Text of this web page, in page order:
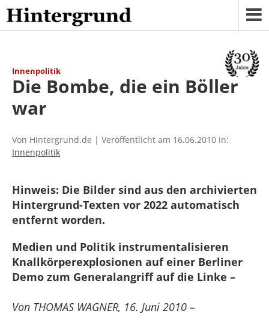
Skip
to
content
Innenpolitik
Die Bombe, die ein Böller
war
Von Hintergrund.de | Veröffentlicht am 16.06.2010 in:
Innenpolitik
Hinweis: Die Bilder sind aus den archivierten
Hintergrund-Texten vor 2022 automatisch
entfernt worden.
Medien und Politik instrumentalisieren
Knallkörperexplosionen auf einer Berliner
Demo zum Generalangriff auf die Linke –
Von THOMAS WAGNER, 16. Juni 2010 –